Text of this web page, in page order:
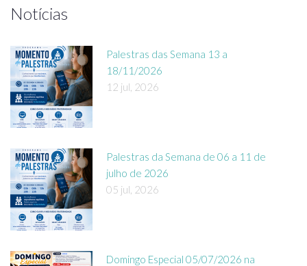
Notícias
Palestras das Semana 13 a
18/11/2026
12 jul, 2026
Palestras da Semana de 06 a 11 de
julho de 2026
05 jul, 2026
Domingo Especial 05/07/2026 na